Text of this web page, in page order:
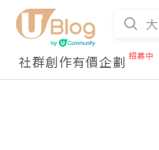
社群創作有價企劃